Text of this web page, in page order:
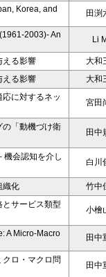
Korea, and
田渕
2003)- An
Li
える影響
大和
える影響
大和
に対するネッ
宮田
の「動機づけ衛
田中
機会認知を介し
白川
織化
竹中
サービス類型
小檜
A Micro-Macro
田中
ロ・マクロ問
田中